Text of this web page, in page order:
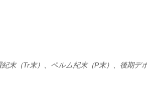
末（Tr末）、ペルム紀末（P末）、後期